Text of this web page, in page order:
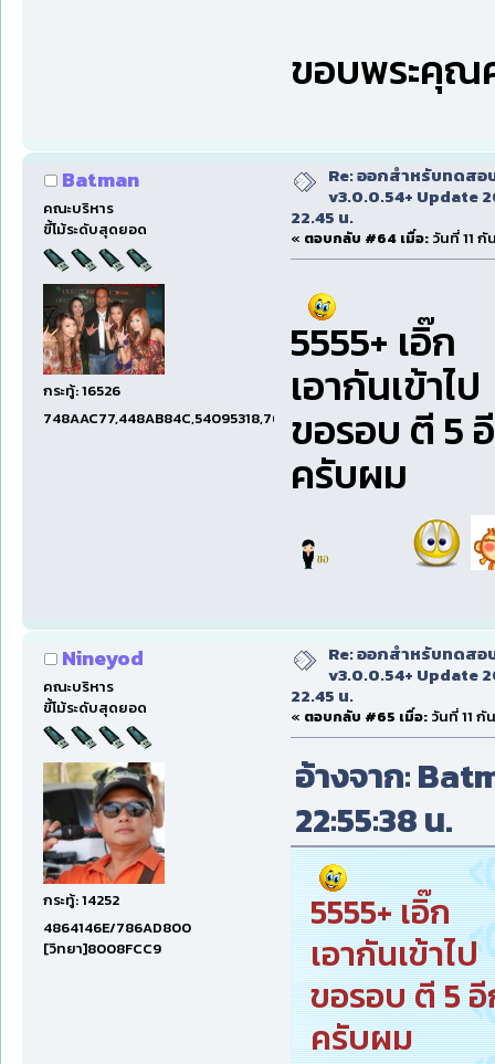
ขอบพระคุณ
Batman
คณะบริหาร
ขี้โม้ระดับสุดยอด
กระทู้: 16526
748AAC77,448AB84C,54095318,7660DAE5,97606B15,47C5E
Re: ออกสำหรับทดสอ
v3.0.0.54+ Update
22.45 น.
« ตอบกลับ #64 เมื่อ: วันที่ 11
5555+ เอิ๊ก
เอากันเข้าไป
ขอรอบ ตี 5
ครับผม
Nineyod
คณะบริหาร
ขี้โม้ระดับสุดยอด
กระทู้: 14252
4864146E/786AD800
[วิทยา]8008FCC9
Re: ออกสำหรับทดสอ
v3.0.0.54+ Update
22.45 น.
« ตอบกลับ #65 เมื่อ: วันที่ 11 กั
อ้างจาก:
22:55:38 น.
5555+ เอิ๊ก
เอากันเข้าไป
ขอรอบ ตี 5
ครับผม